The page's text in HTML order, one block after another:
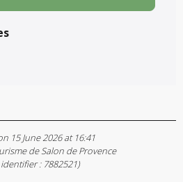
15 June 2026 at 16:41
de Salon de Provence
: 7882521)